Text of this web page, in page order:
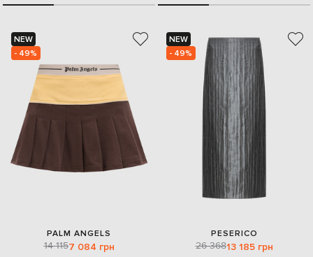
NEW
- 49%
PALM ANGELS
14 1157 084 грн
NEW
- 49%
PESERICO
26 36813 185 грн